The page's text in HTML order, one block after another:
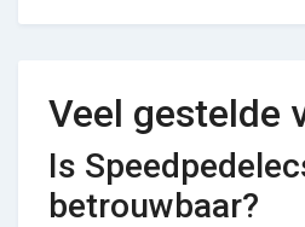
Veel gestelde
Is
betrouwbaar?